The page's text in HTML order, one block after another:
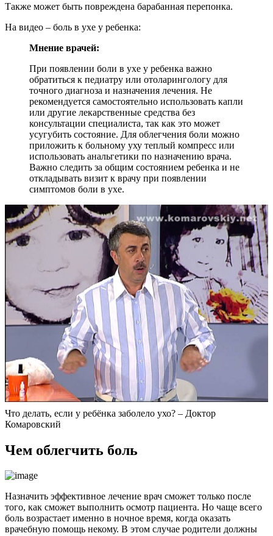
Также может быть повреждена барабанная перепонка.
На видео – боль в ухе у ребенка:
Мнение врачей:
При появлении боли в ухе у ребенка важно
обратиться к педиатру или отоларингологу для
точного диагноза и назначения лечения. Не
рекомендуется самостоятельно использовать капли
или другие лекарственные средства без
консультации специалиста, так как это может
усугубить состояние. Для облегчения боли можно
приложить к больному уху теплый компресс или
использовать анальгетики по назначению врача.
Важно следить за общим состоянием ребенка и не
откладывать визит к врачу при появлении
симптомов боли в ухе.
Что делать, если у ребёнка заболело ухо? – Доктор
Комаровский
Чем облегчить боль
Назначить эффективное лечение врач сможет только после
того, как сможет выполнить осмотр пациента. Но чаще всего
боль возрастает именно в ночное время, когда оказать
врачебную помощь некому. В этом случае родители должны